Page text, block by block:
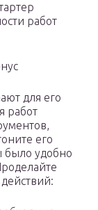
работ
для его
работ
его
было удобно